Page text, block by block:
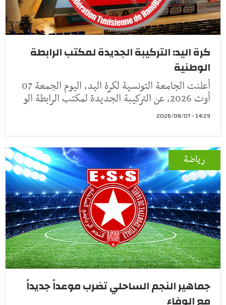
كرة اليد: التركيبة الجديدة لمكتب الرابطة
الوطنية
أعلنت الجامعة التونسية لكرة اليد، اليوم الجمعة 07
أوت 2026، عن التركيبة الجديدة لمكتب الرابطة الو
14:29 - 2026/08/07
رياضة
جماهير النجم الساحلي تضرب موعداً جديداً
مع الوفاء